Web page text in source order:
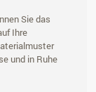
Sie das
Ihre
und in Ruhe